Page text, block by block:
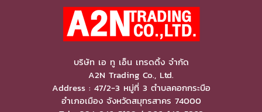
บริษัท เอ ทู เอ็น เทรดดิ้ง จำกัด
A2N Trading Co., Ltd.
Address : 47/2-3 หมู่ที่ 3 ตำบลคอกกระบือ
อำเภอเมือง จังหวัดสมุทรสาคร 74000